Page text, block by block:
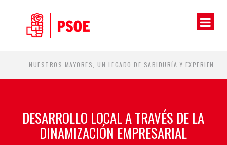
NUESTROS MAYORES, UN LEGADO DE SABIDURÍA Y EXPERIENCIA QUE DEBEMOS CUIDAR.
DESARROLLO LOCAL A TRAVÉS DE LA
DINAMIZACIÓN EMPRESARIAL